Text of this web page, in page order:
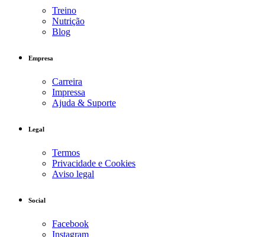
Treino
Nutrição
Blog
Empresa
Carreira
Impressa
Ajuda & Suporte
Legal
Termos
Privacidade e Cookies
Aviso legal
Social
Facebook
Instagram